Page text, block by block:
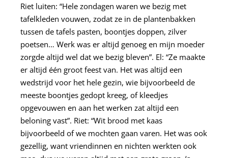
Riet luiten: “Hele zondagen waren we bezig met
tafelkleden vouwen, zodat ze in de plantenbakken
tussen de tafels pasten, boontjes doppen, zilver
poetsen… Werk was er altijd genoeg en mijn moeder
zorgde altijd wel dat we bezig bleven”. El: “Ze maakte
er altijd één groot feest van. Het was altijd een
wedstrijd voor het hele gezin, wie bijvoorbeeld de
meeste boontjes gedopt kreeg, of kleedjes
opgevouwen en aan het werken zat altijd een
beloning vast”. Riet: “Wit brood met kaas
bijvoorbeeld of we mochten gaan varen. Het was ook
gezellig, want vriendinnen en nichten werkten ook